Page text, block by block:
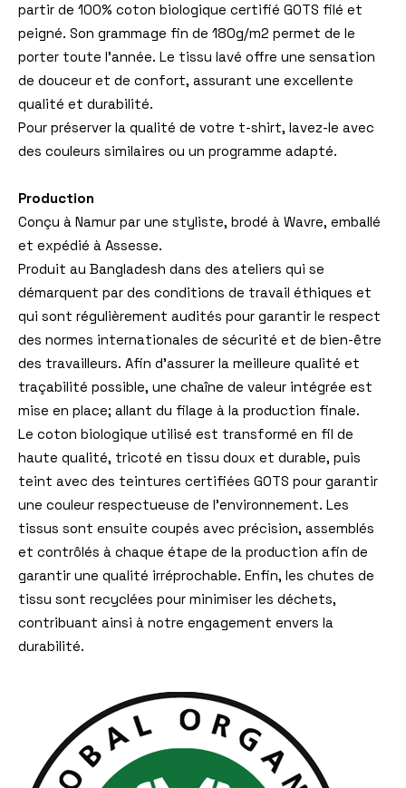
partir de 100% coton biologique certifié GOTS filé et
peigné. Son grammage fin de 180g/m2 permet de le
porter toute l’année. Le tissu lavé offre une sensation
de douceur et de confort, assurant une excellente
qualité et durabilité.
Pour préserver la qualité de votre t-shirt, lavez-le avec
des couleurs similaires ou un programme adapté.
Production
Conçu à Namur par une styliste, brodé à Wavre, emballé
et expédié à Assesse.
Produit au Bangladesh dans des ateliers qui se
démarquent par des conditions de travail éthiques et
qui sont régulièrement audités pour garantir le respect
des normes internationales de sécurité et de bien-être
des travailleurs. Afin d’assurer la meilleure qualité et
traçabilité possible, une chaîne de valeur intégrée est
mise en place; allant du filage à la production finale.
Le coton biologique utilisé est transformé en fil de
haute qualité, tricoté en tissu doux et durable, puis
teint avec des teintures certifiées GOTS pour garantir
une couleur respectueuse de l’environnement. Les
tissus sont ensuite coupés avec précision, assemblés
et contrôlés à chaque étape de la production afin de
garantir une qualité irréprochable. Enfin, les chutes de
tissu sont recyclées pour minimiser les déchets,
contribuant ainsi à notre engagement envers la
durabilité.